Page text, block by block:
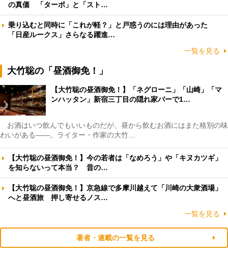
の真価 「ターボ」と「スト…
乗り込むと同時に「これが軽？」と戸惑うのには理由があった
「日産ルークス」さらなる躍進…
一覧を見る
大竹聡の「昼酒御免！」
【大竹聡の昼酒御免！】「ネグローニ」「山崎」「マ
ンハッタン」新宿三丁目の隠れ家バーで1…
お酒はいつ飲んでもいいものだが、昼から飲むお酒にはまた格別の味
わいがある――。ライター・作家の大竹…
【大竹聡の昼酒御免！】今の若者は「なめろう」や「キヌカツギ」
を知らないって本当？ 昔の…
【大竹聡の昼酒御免！】京急線で多摩川越えて「川崎の大衆酒場」
へと昼酒旅 押し寄せるノス…
一覧を見る
著者・連載の一覧を見る